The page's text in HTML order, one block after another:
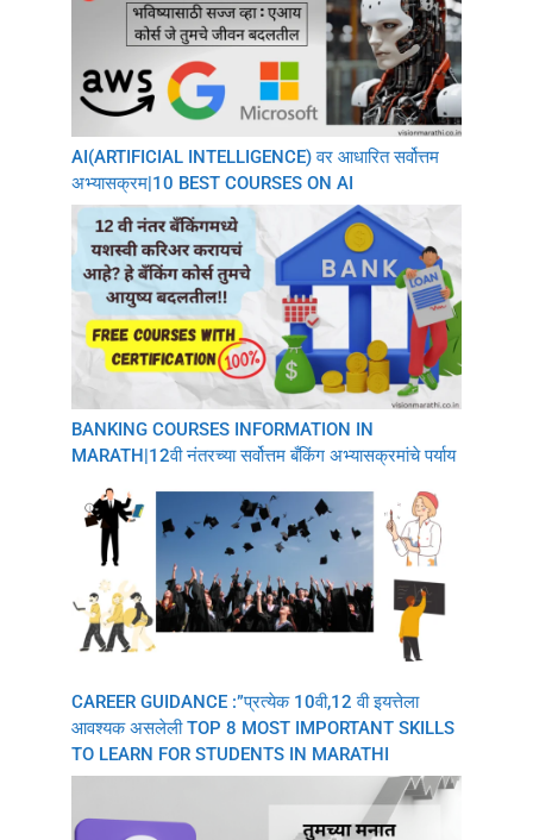
AI(ARTIFICIAL INTELLIGENCE) वर आधारित सर्वोत्तम
अभ्यासक्रम|10 BEST COURSES ON AI
BANKING COURSES INFORMATION IN
MARATH|12वी नंतरच्या सर्वोत्तम बँकिंग अभ्यासक्रमांचे पर्याय
CAREER GUIDANCE :”प्रत्येक 10वी,12 वी इयत्तेला
आवश्यक असलेली TOP 8 MOST IMPORTANT SKILLS
TO LEARN FOR STUDENTS IN MARATHI